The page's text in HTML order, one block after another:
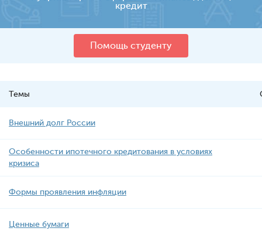
кредит
Помощь студенту
Темы
Внешний долг России
Особенности ипотечного кредитования в условиях
кризиса
Формы проявления инфляции
Ценные бумаги